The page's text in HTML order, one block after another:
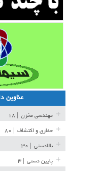
عناوین
مهندسی مخزن
حفاری و اکتشاف
بالادستی
پایین دستی